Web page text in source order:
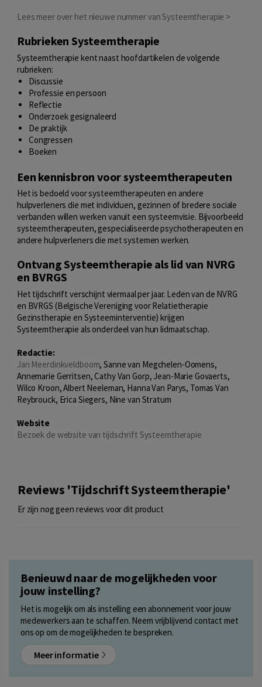
Lees meer over het nieuwe nummer van Systeemtherapie >
Rubrieken Systeemtherapie
Systeemtherapie kent naast hoofdartikelen de volgende
rubrieken:
Discussie
Professie en persoon
Reflectie
Onderzoek gesignaleerd
De praktijk
Congressen
Boeken
Een kennisbron voor systeemtherapeuten
Het is bedoeld voor systeemtherapeuten en andere
hulpverleners die met individuen, gezinnen of bredere sociale
verbanden willen werken vanuit een systeemvisie. Bijvoorbeeld
systeemtherapeuten, gespecialiseerde psychotherapeuten en
andere hulpverleners die met systemen werken.
Ontvang Systeemtherapie als lid van NVRG
en BVRGS
Het tijdschrift verschijnt viermaal per jaar. Leden van de NVRG
en BVRGS (Belgische Vereniging voor Relatietherapie
Gezinstherapie en Systeeminterventie) krijgen
Systeemtherapie als onderdeel van hun lidmaatschap.
Redactie:
Jan Meerdinkveldboom, Sanne van Megchelen-Oomens,
Annemarie Gerritsen, Cathy Van Gorp, Jean-Marie Govaerts,
Wilco Kroon, Albert Neeleman, Hanna Van Parys, Tomas Van
Reybrouck, Erica Siegers, Nine van Stratum
Website
Bezoek de website van tijdschrift Systeemtherapie
Reviews 'Tijdschrift Systeemtherapie'
Er zijn nog geen reviews voor dit product
Benieuwd naar de mogelijkheden voor
jouw instelling?
Het is mogelijk om als instelling een abonnement voor jouw
medewerkers aan te schaffen. Neem vrijblijvend contact met
ons op om de mogelijkheden te bespreken.
Meer informatie